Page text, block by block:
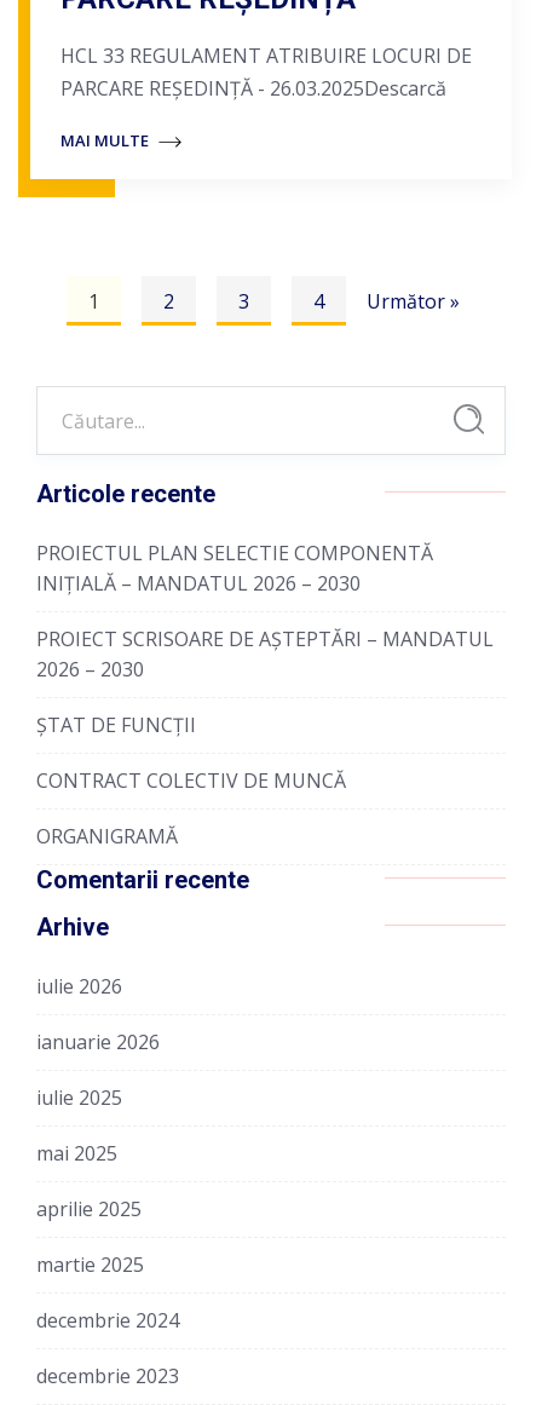
HCL 33 REGULAMENT ATRIBUIRE LOCURI DE
PARCARE REȘEDINȚĂ - 26.03.2025Descarcă
MAI MULTE
1 2 3 4 Următor »
Articole recente
PROIECTUL PLAN SELECTIE COMPONENTĂ
INIȚIALĂ – MANDATUL 2026 – 2030
PROIECT SCRISOARE DE AȘTEPTĂRI – MANDATUL
2026 – 2030
ȘTAT DE FUNCȚII
CONTRACT COLECTIV DE MUNCĂ
ORGANIGRAMĂ
Comentarii recente
Arhive
iulie 2026
ianuarie 2026
iulie 2025
mai 2025
aprilie 2025
martie 2025
decembrie 2024
decembrie 2023